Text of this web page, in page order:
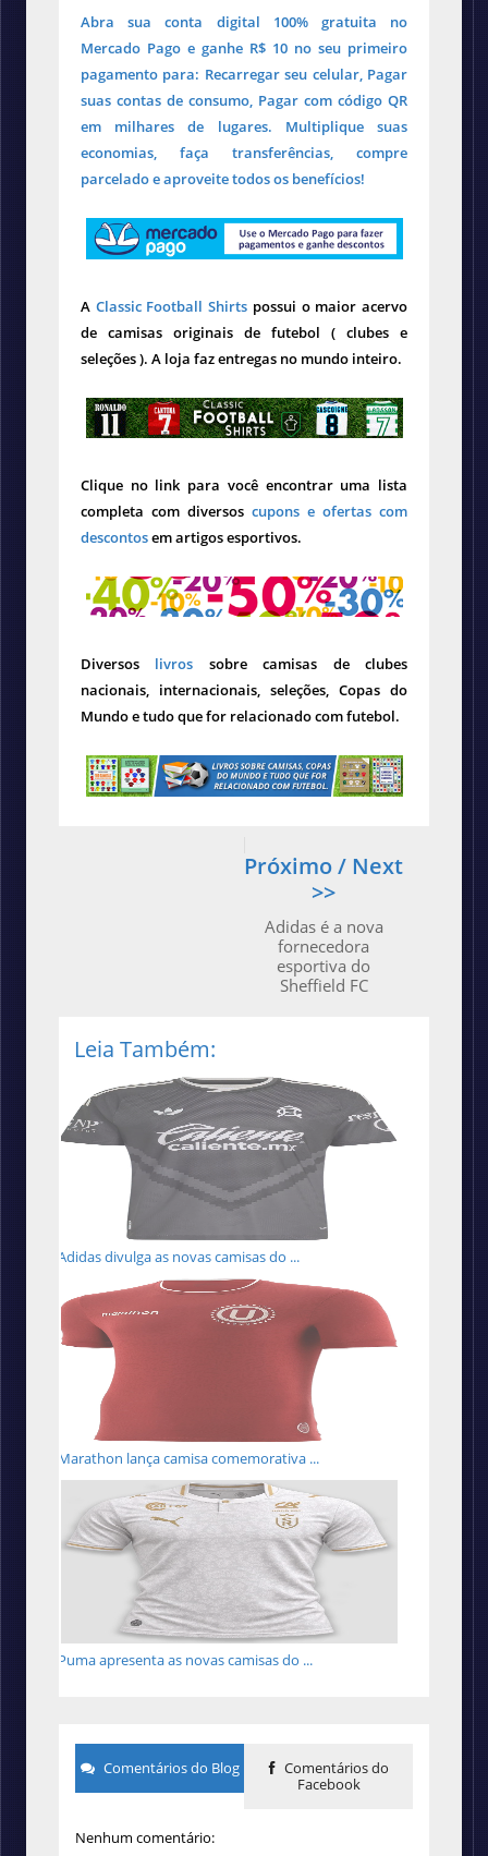
Abra sua conta digital 100% gratuita no
Mercado Pago e ganhe R$ 10 no seu primeiro
pagamento para: Recarregar seu celular, Pagar
suas contas de consumo, Pagar com código QR
em milhares de lugares. Multiplique suas
economias, faça transferências, compre
parcelado e aproveite todos os benefícios!
A Classic Football Shirts possui o maior acervo
de camisas originais de futebol ( clubes e
seleções ). A loja faz entregas no mundo inteiro.
Clique no link para você encontrar uma lista
completa com diversos cupons e ofertas com
descontosem artigos esportivos.
Diversos livros sobre camisas de clubes
nacionais, internacionais, seleções, Copas do
Mundo e tudo que for relacionado com futebol.
Próximo / Next
>>
Adidas é a nova
fornecedora
esportiva do
Sheffield FC
Leia Também:
Adidas divulga as novas camisas do ...
Marathon lança camisa comemorativa ...
Puma apresenta as novas camisas do ...
Comentários do Blog
Comentários do
Facebook
Nenhum comentário: